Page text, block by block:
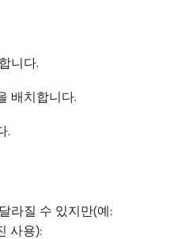
니다.
배치합니다.
.
라질 수 있지만(예:
사용):